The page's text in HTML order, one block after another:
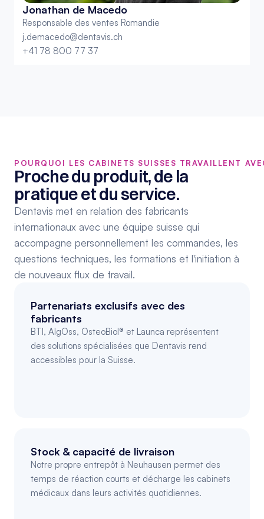
Jonathan de Macedo
Responsable des ventes Romandie
j.demacedo@dentavis.ch
+41 78 800 77 37
POURQUOI LES CABINETS SUISSES TRAVAILLENT
Proche du produit, de la
pratique et du service.
Dentavis met en relation des fabricants
internationaux avec une équipe suisse qui
accompagne personnellement les commandes, les
questions techniques, les formations et l'initiation à
de nouveaux flux de travail.
Partenariats exclusifs avec des
fabricants
BTI, AlgOss, OsteoBiol® et Launca représentent
des solutions spécialisées que Dentavis rend
accessibles pour la Suisse.
Stock & capacité de livraison
Notre propre entrepôt à Neuhausen permet des
temps de réaction courts et décharge les cabinets
médicaux dans leurs activités quotidiennes.